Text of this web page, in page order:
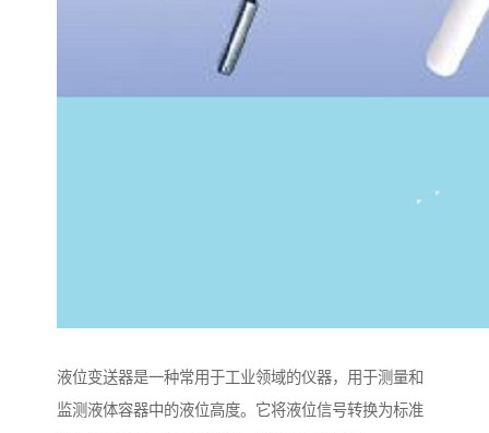
液位变送器是一种常用于工业领域的仪器，用于测量和
监测液体容器中的液位高度。它将液位信号转换为标准